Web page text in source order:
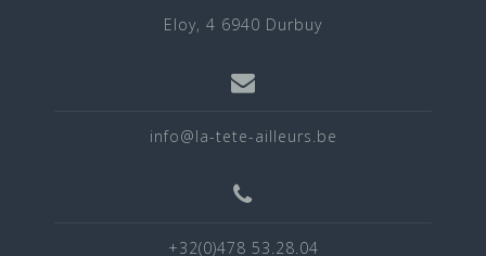
Eloy, 4 6940 Durbuy
info@la-tete-ailleurs.be
+32(0)478 53.28.04